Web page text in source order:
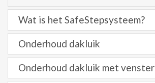
Wat is het SafeStepsysteem?
Onderhoud dakluik
Onderhoud dakluik met venster